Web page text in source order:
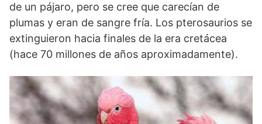
de un pájaro, pero se cree que carecían de
plumas y eran de sangre fría. Los pterosaurios se
extinguieron hacia finales de la era cretácea
(hace 70 millones de años aproximadamente).